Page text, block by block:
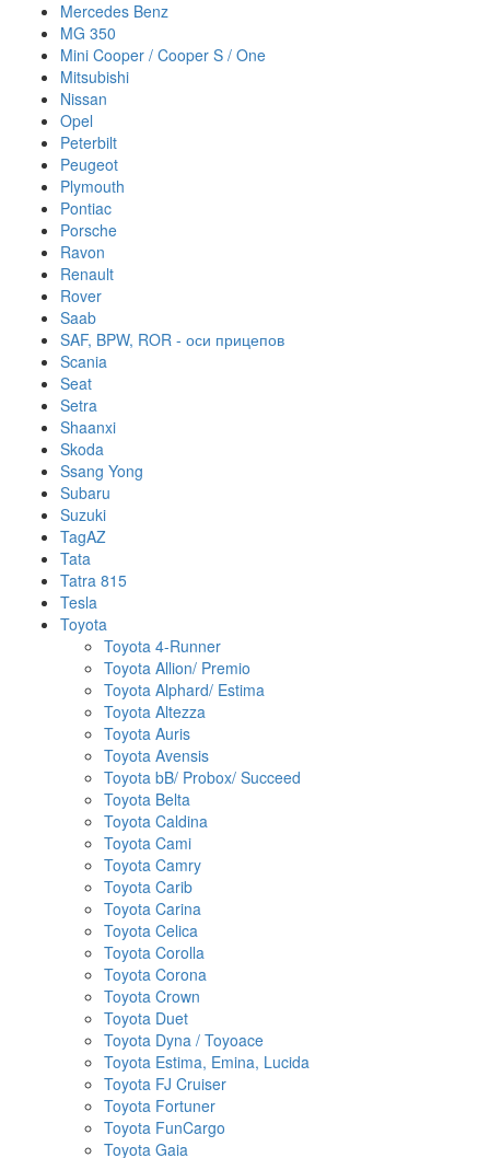
Mercedes Benz
MG 350
Mini Cooper / Cooper S / One
Mitsubishi
Nissan
Opel
Peterbilt
Peugeot
Plymouth
Pontiac
Porsche
Ravon
Renault
Rover
Saab
SAF, BPW, ROR - оси прицепов
Scania
Seat
Setra
Shaanxi
Skoda
Ssang Yong
Subaru
Suzuki
TagAZ
Tata
Tatra 815
Tesla
Toyota
Toyota 4-Runner
Toyota Allion/ Premio
Toyota Alphard/ Estima
Toyota Altezza
Toyota Auris
Toyota Avensis
Toyota bB/ Probox/ Succeed
Toyota Belta
Toyota Caldina
Toyota Cami
Toyota Camry
Toyota Carib
Toyota Carina
Toyota Celica
Toyota Corolla
Toyota Corona
Toyota Crown
Toyota Duet
Toyota Dyna / Toyoace
Toyota Estima, Emina, Lucida
Toyota FJ Cruiser
Toyota Fortuner
Toyota FunCargo
Toyota Gaia